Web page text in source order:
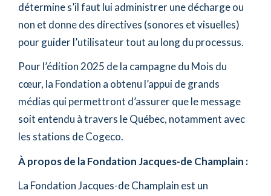
détermine s’il faut lui administrer une décharge ou
non et donne des directives (sonores et visuelles)
pour guider l’utilisateur tout au long du processus.
Pour l’édition 2025 de la campagne du Mois du
cœur, la Fondation a obtenu l’appui de grands
médias qui permettront d’assurer que le message
soit entendu à travers le Québec, notamment avec
les stations de Cogeco.
À propos de la Fondation Jacques-de Champlain :
La Fondation Jacques-de Champlain est un